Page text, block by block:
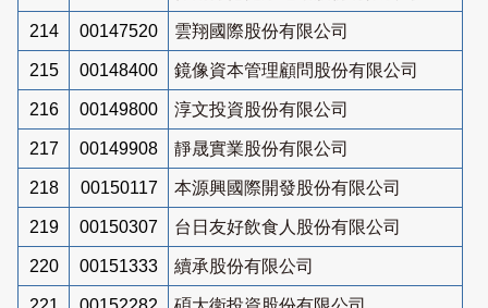
214 00147520 雲翔國際股份有限公司
215 00148400 鏡像資本管理顧問股份有限公司
216 00149800 淳文投資股份有限公司
217 00149908 靜晟實業股份有限公司
218 00150117 本源興國際開發股份有限公司
219 00150307 台日友好飲食人股份有限公司
220 00151333 續承股份有限公司